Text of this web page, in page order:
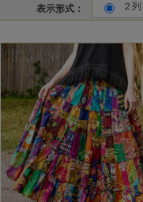
表示形式： ２列